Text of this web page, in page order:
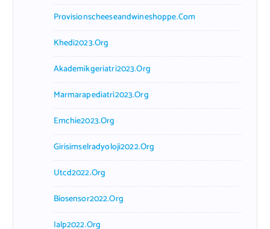
Provisionscheeseandwineshoppe.com
Khedi2023.org
Akademikgeriatri2023.org
Marmarapediatri2023.org
Emchie2023.org
Girisimselradyoloji2022.org
Utcd2022.org
Biosensor2022.org
Ialp2022.org